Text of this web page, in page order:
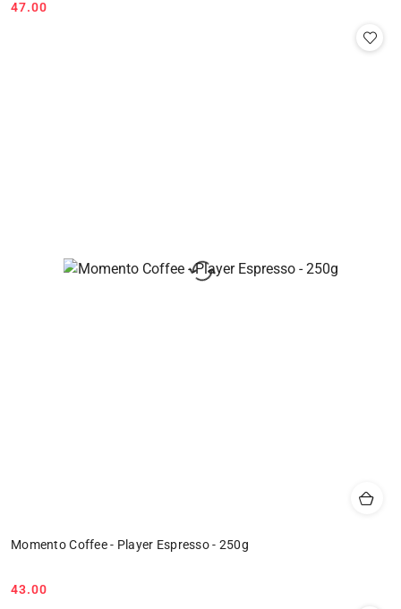
Cena:
47.00
Momento Coffee - Player Espresso - 250g
Cena:
43.00